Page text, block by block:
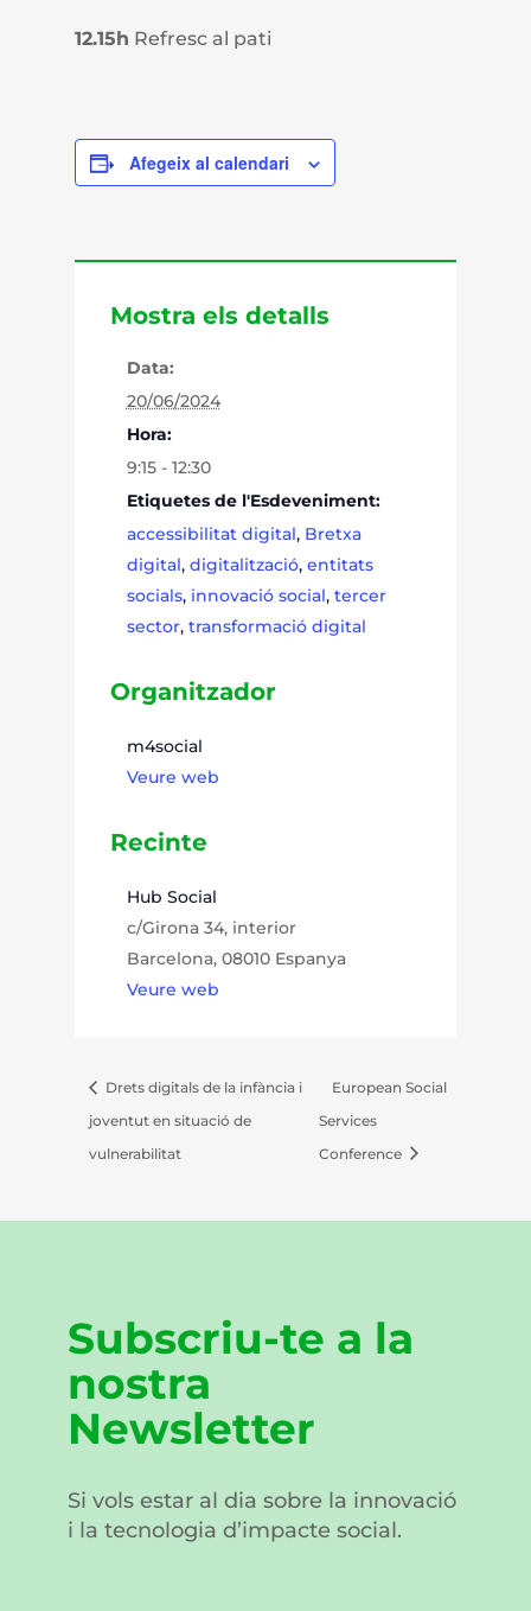
12.15h Refresc al pati
Afegeix al calendari
Mostra els detalls
Data:
20/06/2024
Hora:
9:15 - 12:30
Etiquetes de l'Esdeveniment:
accessibilitat digital, Bretxa
digital, digitalització, entitats
socials, innovació social, tercer
sector, transformació digital
Recinte
Hub Social
c/Girona 34, interior
Barcelona, 08010 Espanya
Veure web
Organitzador
m4social
Veure web
Drets digitals de la infància i
joventut en situació de
vulnerabilitat
European Social
Services
Conference
Subscriu-te a la
nostra
Newsletter
Si vols estar al dia sobre la innovació
i la tecnologia d’impacte social.